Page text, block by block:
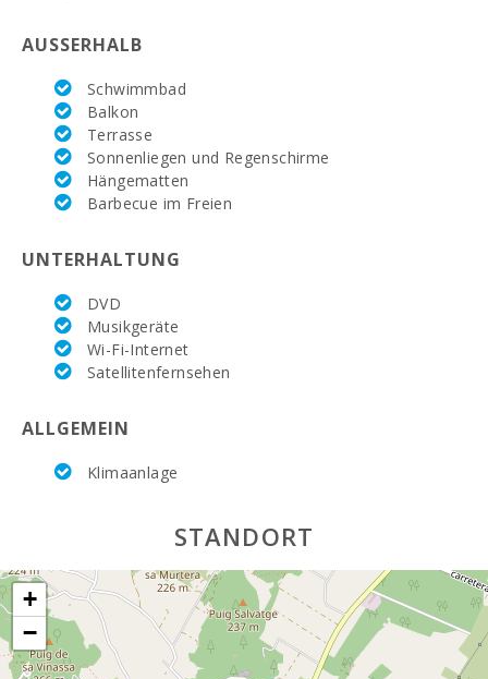
AUSSERHALB
Schwimmbad
Balkon
Terrasse
Sonnenliegen und Regenschirme
Hängematten
Barbecue im Freien
UNTERHALTUNG
DVD
Musikgeräte
Wi-Fi-Internet
Satellitenfernsehen
ALLGEMEIN
Klimaanlage
STANDORT
+
−